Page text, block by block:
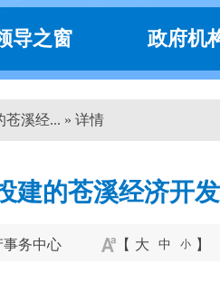
导之窗 政府机
苍溪经... » 详情
建的苍溪经济开
事务中心 【 大 中 小 】